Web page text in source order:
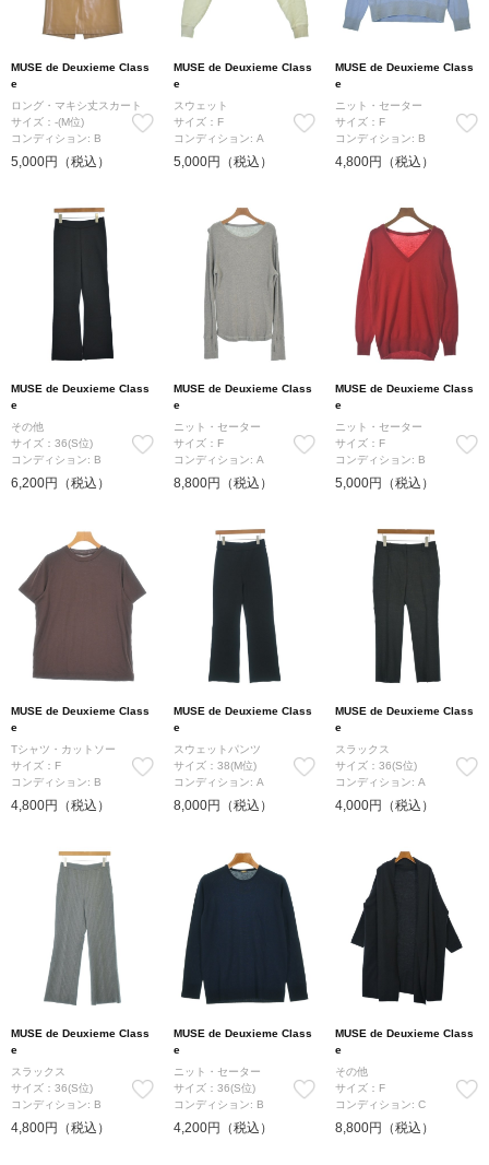
MUSE de Deuxieme Class
e
ロング・マキシ丈スカート
サイズ：-(M位)
コンディション: B
5,000円（税込）
MUSE de Deuxieme Class
e
スウェット
サイズ：F
コンディション: A
5,000円（税込）
MUSE de Deuxieme Class
e
ニット・セーター
サイズ：F
コンディション: B
4,800円（税込）
MUSE de Deuxieme Class
e
その他
サイズ：36(S位)
コンディション: B
6,200円（税込）
MUSE de Deuxieme Class
e
ニット・セーター
サイズ：F
コンディション: A
8,800円（税込）
MUSE de Deuxieme Class
e
ニット・セーター
サイズ：F
コンディション: B
5,000円（税込）
MUSE de Deuxieme Class
e
Tシャツ・カットソー
サイズ：F
コンディション: B
4,800円（税込）
MUSE de Deuxieme Class
e
スウェットパンツ
サイズ：38(M位)
コンディション: A
8,000円（税込）
MUSE de Deuxieme Class
e
スラックス
サイズ：36(S位)
コンディション: A
4,000円（税込）
MUSE de Deuxieme Class
e
スラックス
サイズ：36(S位)
コンディション: B
4,800円（税込）
MUSE de Deuxieme Class
e
ニット・セーター
サイズ：36(S位)
コンディション: B
4,200円（税込）
MUSE de Deuxieme Class
e
その他
サイズ：F
コンディション: C
8,800円（税込）